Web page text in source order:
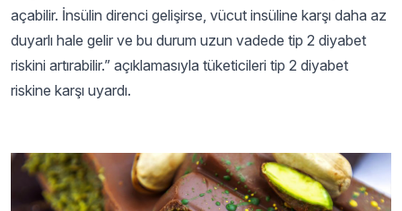
açabilir. İnsülin direnci gelişirse, vücut insüline karşı daha az
duyarlı hale gelir ve bu durum uzun vadede tip 2 diyabet
riskini artırabilir.” açıklamasıyla tüketicileri tip 2 diyabet
riskine karşı uyardı.